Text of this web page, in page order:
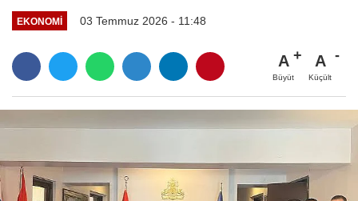
EKONOMI 03 Temmuz 2026 - 11:48
A
Büyüt
A
Küçült